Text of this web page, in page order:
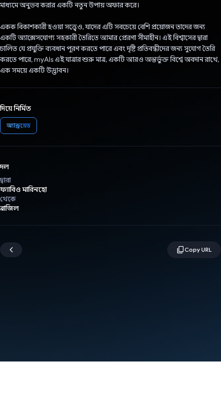
মাধ্যমে অনুভব করার একটি নতুন উপায় অফার করে।
একক বিকাশকারী হওয়া সত্ত্বেও, যাদের এটি সবচেয়ে বেশি প্রয়োজন তাদের জন্য
একটি অ্যাক্সেসযোগ্য সহকারী তৈরিতে আমার প্রেরণা সীমাহীন। এই বিশ্বাসের দ্বারা
চালিত যে প্রযুক্তি ব্যবধান পূরণ করতে পারে এবং দৃষ্টি প্রতিবন্ধীদের জন্য সুযোগ তৈরি
করতে পারে, myAIs এই যাত্রার শুরু মাত্র, একটি আরও অন্তর্ভুক্ত বিশ্বে অবদান রাখে,
এক সময়ে একটি উদ্ভাবন।
দিয়ে নির্মিত
অ্যান্ড্রয়েড
দল
দ্বারা
ফ্যাবিও মারিনহো
থেকে
ব্রাজিল